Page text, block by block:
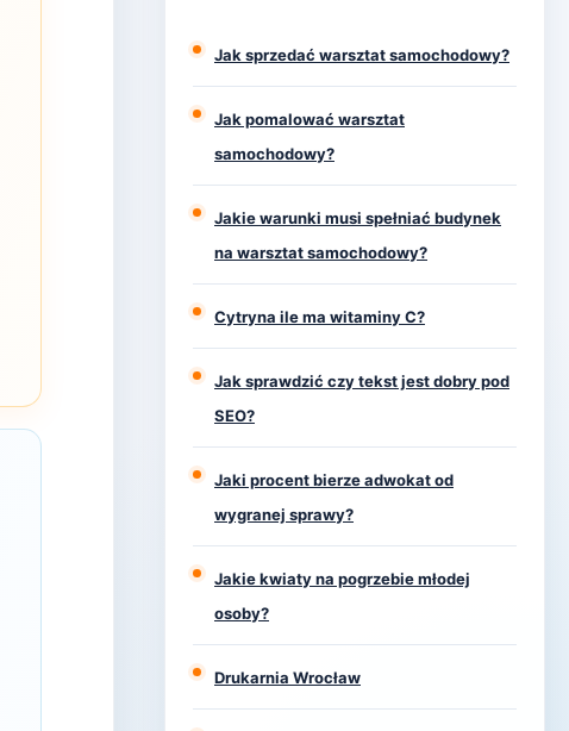
Jak sprzedać warsztat samochodowy?
Jak pomalować warsztat
samochodowy?
Jakie warunki musi spełniać budynek
na warsztat samochodowy?
Cytryna ile ma witaminy C?
Jak sprawdzić czy tekst jest dobry pod
SEO?
Jaki procent bierze adwokat od
wygranej sprawy?
Jakie kwiaty na pogrzebie młodej
osoby?
Drukarnia Wrocław